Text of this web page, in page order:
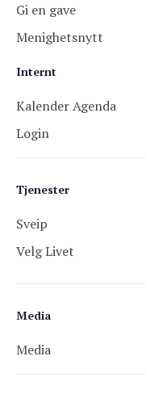
Tjenester
Sveip
Velg Livet
Media
Media
Gi en gave
Menighetsnytt
Internt
Kalender Agenda
Login